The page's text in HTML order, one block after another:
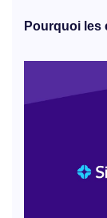
Pourquoi les